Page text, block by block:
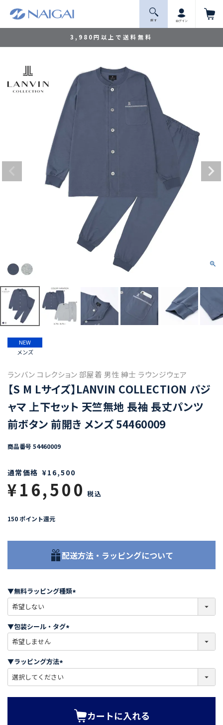
3,980円以上で送料無料
探 す ログイン
NEW
メンズ
ランバン コレクション 部屋着 男性 紳士 ラウンジウェア
【S M Lサイズ】LANVIN COLLECTION パジ
ャマ 上下セット 天竺無地 長袖 長丈パンツ
前ボタン 前開き メンズ 54460009
商品番号 54460009
通常価格 ¥16,500
¥16,500 税込
150 ポイント還元
配送方法・ラッピングについて
▼無料ラッピング種類
必
)
▼包装シール・タグ
必
)
▼ラッピング方法
必
カートに入れる